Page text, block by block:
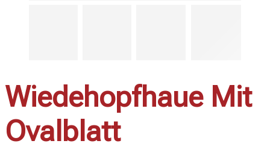
Wiedehopfhaue Mit
Ovalblatt